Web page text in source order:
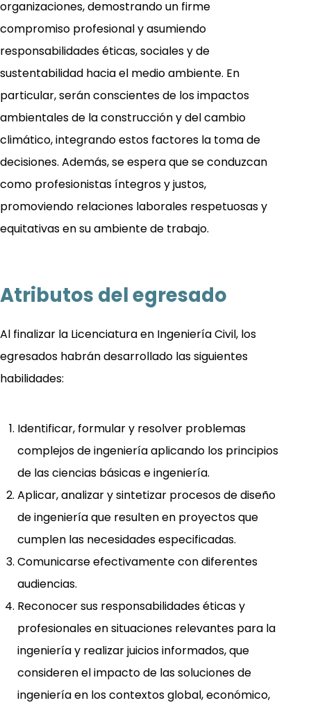
organizaciones, demostrando un firme
compromiso profesional y asumiendo
responsabilidades éticas, sociales y de
sustentabilidad hacia el medio ambiente. En
particular, serán conscientes de los impactos
ambientales de la construcción y del cambio
climático, integrando estos factores la toma de
decisiones. Además, se espera que se conduzcan
como profesionistas íntegros y justos,
promoviendo relaciones laborales respetuosas y
equitativas en su ambiente de trabajo.
Atributos del egresado
Al finalizar la Licenciatura en Ingeniería Civil, los
egresados habrán desarrollado las siguientes
habilidades:
Identificar, formular y resolver problemas
complejos de ingeniería aplicando los principios
de las ciencias básicas e ingeniería.
Aplicar, analizar y sintetizar procesos de diseño
de ingeniería que resulten en proyectos que
cumplen las necesidades especificadas.
Comunicarse efectivamente con diferentes
audiencias.
Reconocer sus responsabilidades éticas y
profesionales en situaciones relevantes para la
ingeniería y realizar juicios informados, que
consideren el impacto de las soluciones de
ingeniería en los contextos global, económico,